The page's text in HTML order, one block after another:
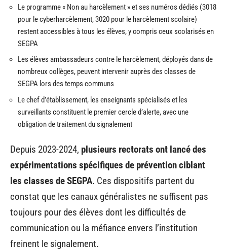
Le programme « Non au harcèlement » et ses numéros dédiés (3018
pour le cyberharcèlement, 3020 pour le harcèlement scolaire)
restent accessibles à tous les élèves, y compris ceux scolarisés en
SEGPA
Les élèves ambassadeurs contre le harcèlement, déployés dans de
nombreux collèges, peuvent intervenir auprès des classes de
SEGPA lors des temps communs
Le chef d’établissement, les enseignants spécialisés et les
surveillants constituent le premier cercle d’alerte, avec une
obligation de traitement du signalement
Depuis 2023-2024, plusieurs rectorats ont lancé des
expérimentations spécifiques de prévention ciblant
les classes de SEGPA. Ces dispositifs partent du
constat que les canaux généralistes ne suffisent pas
toujours pour des élèves dont les difficultés de
communication ou la méfiance envers l’institution
freinent le signalement.